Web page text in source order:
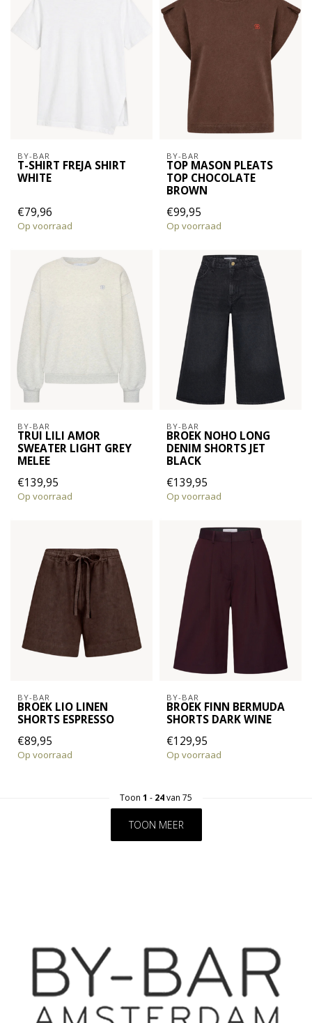
BY-BAR
T-SHIRT FREJA SHIRT
WHITE
€79,96
Op voorraad
BY-BAR
TOP MASON PLEATS
TOP CHOCOLATE
BROWN
€99,95
Op voorraad
BY-BAR
TRUI LILI AMOR
SWEATER LIGHT GREY
MELEE
€139,95
Op voorraad
BY-BAR
BROEK NOHO LONG
DENIM SHORTS JET
BLACK
€139,95
Op voorraad
BY-BAR
BROEK LIO LINEN
SHORTS ESPRESSO
€89,95
Op voorraad
BY-BAR
BROEK FINN BERMUDA
SHORTS DARK WINE
€129,95
Op voorraad
Toon 1 - 24van 75
TOON MEER